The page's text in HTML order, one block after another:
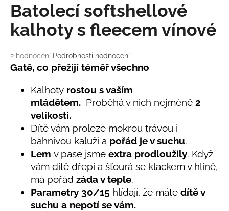
Průměrné
hodnocení
hvězdiček.
2 hodnocení Podrobnosti hodnocení
Batolecí softshellové
kalhoty s fleecem vínové
Gatě, co přežijí téměř všechno
Kalhoty rostou s vaším
mládětem. Proběhá v nich nejméně 2
velikosti.
Dítě vám proleze mokrou trávou i
bahnivou kaluží a pořád je v suchu.
Lem v pase jsme extra prodloužily. Když
vám dítě dřepí a šťourá se klackem v hlíně,
má pořád záda v teple.
Parametry 30/15 hlídají, že máte dítě v
suchu a nepotí se vám.
o
r
u
u
j
BAMBUSOVÉ
TRIKO
PRUHY
MODRÉ